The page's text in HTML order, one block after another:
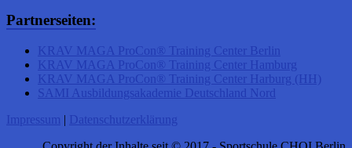
Partnerseiten:
KRAV MAGA ProCon® Training Center Berlin
KRAV MAGA ProCon® Training Center Hamburg
KRAV MAGA ProCon® Training Center Harburg (HH)
SAMI Ausbildungsakademie Deutschland Nord
Impressum | Datenschutzerklärung